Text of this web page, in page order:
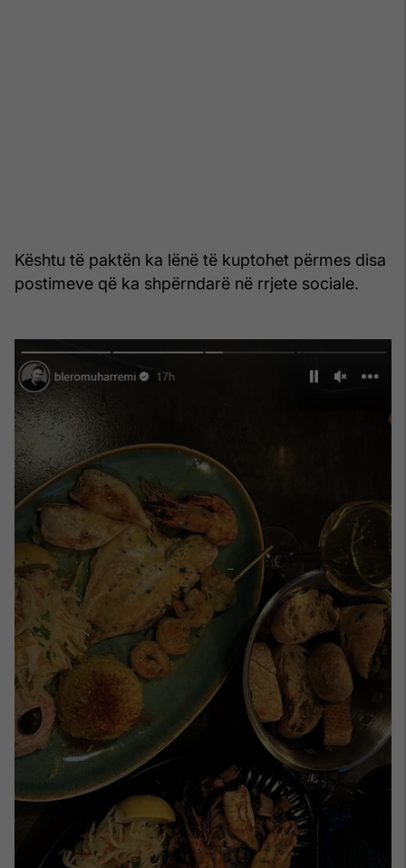
Kështu të paktën ka lënë të kuptohet përmes disa
postimeve që ka shpërndarë në rrjete sociale.